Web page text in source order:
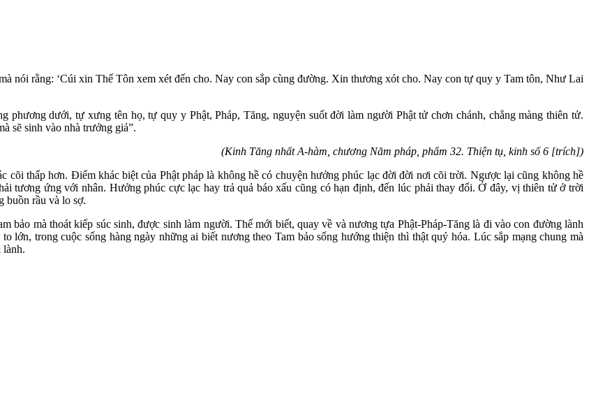
nói rằng: ‘Cúi xin Thế Tôn xem xét đến cho. Nay con sắp cùng đường. Xin thương xót cho. Nay con tự quy y Tam tôn, Như Lai
dưới, tự xưng tên họ, tự quy y Phật, Pháp, Tăng, nguyện suốt đời làm người Phật tử chơn chánh, chẳng màng thiên tử.
sẽ sinh vào nhà trưởng giả”.
(Kinh Tăng nhất A-hàm, chương Năm pháp, phẩm 32. Thiện tụ, kinh số 6 [trích])
cõi thấp hơn. Điểm khác biệt của Phật pháp là không hề có chuyện hưởng phúc lạc đời đời nơi cõi trời. Ngược lại cũng không hề
tương ứng với nhân. Hưởng phúc cực lạc hay trả quả báo xấu cũng có hạn định, đến lúc phải thay đổi. Ở đây, vị thiên tử ở trời
buồn rầu và lo sợ.
mà thoát kiếp súc sinh, được sinh làm người. Thế mới biết, quay về và nương tựa Phật-Pháp-Tăng là đi vào con đường lành
lớn, trong cuộc sống hàng ngày những ai biết nương theo Tam bảo sống hướng thiện thì thật quý hóa. Lúc sắp mạng chung mà
lành.